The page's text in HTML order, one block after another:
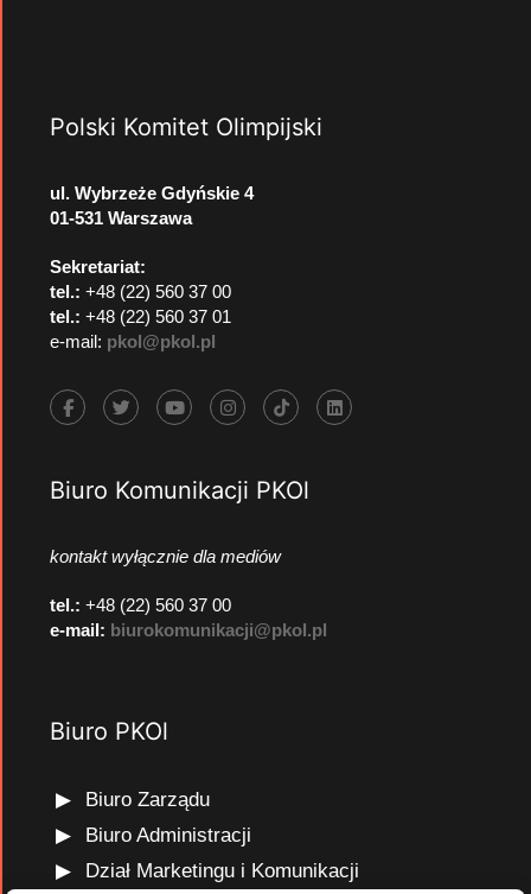
Polski Komitet Olimpijski
ul. Wybrzeże Gdyńskie 4
01-531 Warszawa
Sekretariat:
tel.: +48 (22) 560 37 00
tel.: +48 (22) 560 37 01
e-mail: pkol@pkol.pl
Biuro Komunikacji PKOl
kontakt wyłącznie dla mediów
tel.: +48 (22) 560 37 00
e-mail: biurokomunikacji@pkol.pl
Biuro PKOl
Biuro Zarządu
Biuro Administracji
Dział Marketingu i Komunikacji